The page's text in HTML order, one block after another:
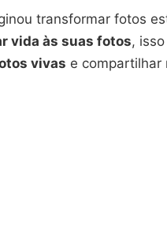
transformar fotos
vida às suas fotos,
vivas e compartilhar